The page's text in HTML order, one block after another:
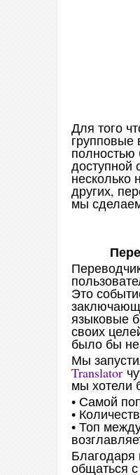
Для того
групповые
доступной
несколько
других,
мы
Это
языковые
своих
было бы
Мы
Translator
мы хотели
• Самой
•
• Топ
Благодаря
общаться